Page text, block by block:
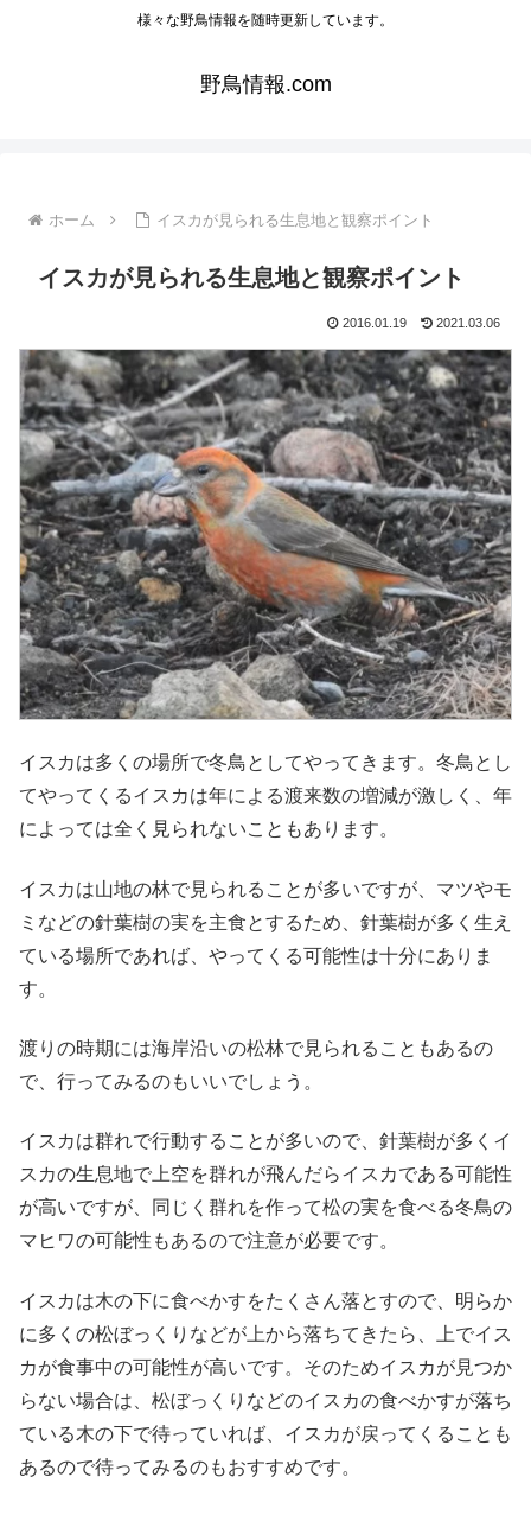
様々な野鳥情報を随時更新しています。
野鳥情報.com
ホーム イスカが見られる生息地と観察ポイント
イスカが見られる生息地と観察ポイント
2016.01.19 2021.03.06
イスカは多くの場所で冬鳥としてやってきます。冬鳥とし
てやってくるイスカは年による渡来数の増減が激しく、年
によっては全く見られないこともあります。
イスカは山地の林で見られることが多いですが、マツやモ
ミなどの針葉樹の実を主食とするため、針葉樹が多く生え
ている場所であれば、やってくる可能性は十分にありま
す。
渡りの時期には海岸沿いの松林で見られることもあるの
で、行ってみるのもいいでしょう。
イスカは群れで行動することが多いので、針葉樹が多くイ
スカの生息地で上空を群れが飛んだらイスカである可能性
が高いですが、同じく群れを作って松の実を食べる冬鳥の
マヒワの可能性もあるので注意が必要です。
イスカは木の下に食べかすをたくさん落とすので、明らか
に多くの松ぼっくりなどが上から落ちてきたら、上でイス
カが食事中の可能性が高いです。そのためイスカが見つか
らない場合は、松ぼっくりなどのイスカの食べかすが落ち
ている木の下で待っていれば、イスカが戻ってくることも
あるので待ってみるのもおすすめです。